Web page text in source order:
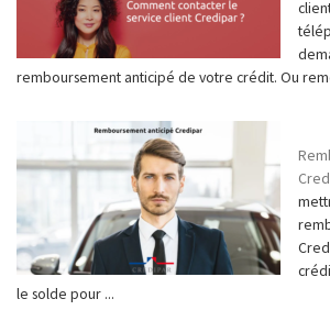
remboursement anticipé de votre crédit. Ou
le solde pour ...